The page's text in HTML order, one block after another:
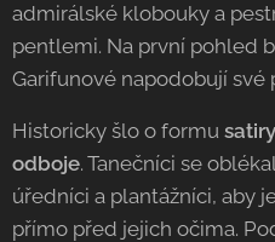
admirálské klobouky a
pentlemi. Na první pohled
Garifunové napodobují své
Historicky šlo o formu
odboje. Tanečníci se
úředníci a plantážníci, aby
přímo před jejich očima.